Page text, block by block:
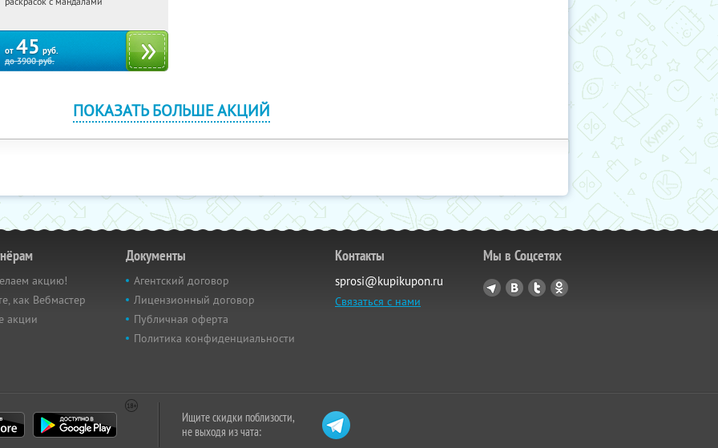
от 45 руб.
до3900руб.
ПОКАЗАТЬ БОЛЬШЕ АКЦИЙ
акцию!
как Вебмастер
акции
Документы
Агентский договор
Лицензионный договор
Публичная оферта
Политика конфиденциальности
Контакты
sprosi@kupikupon.ru
Связаться с нами
Мы в Соцсетях
Ищите скидки поблизости,
не выходя из чата: